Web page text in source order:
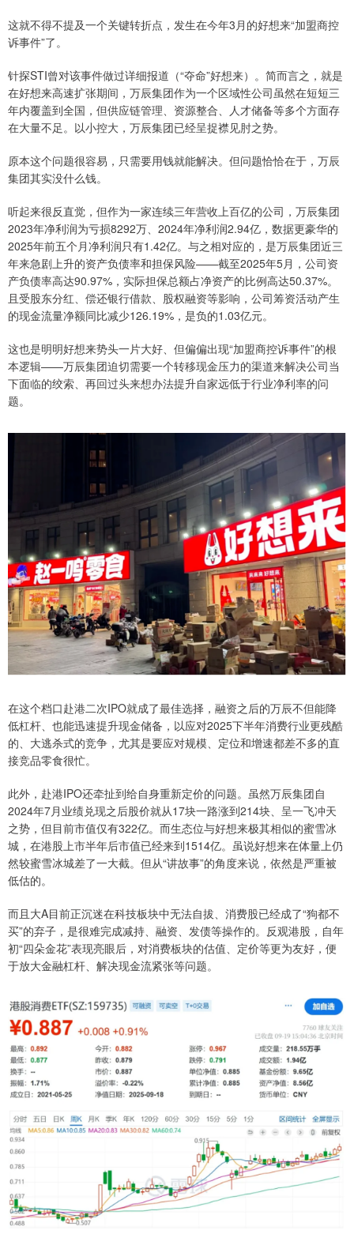
这就不得不提及一个关键转折点，发生在今年3月的好想来“加盟商控
诉事件”了。
针探STI曾对该事件做过详细报道（“夺命”好想来）。简而言之，就是
在好想来高速扩张期间，万辰集团作为一个区域性公司虽然在短短三
年内覆盖到全国，但供应链管理、资源整合、人才储备等多个方面存
在大量不足。以小控大，万辰集团已经呈捉襟见肘之势。
原本这个问题很容易，只需要用钱就能解决。但问题恰恰在于，万辰
集团其实没什么钱。
听起来很反直觉，但作为一家连续三年营收上百亿的公司，万辰集团
2023年净利润为亏损8292万、2024年净利润2.94亿，数据更豪华的
2025年前五个月净利润只有1.42亿。与之相对应的，是万辰集团近三
年来急剧上升的资产负债率和担保风险——截至2025年5月，公司资
产负债率高达90.97%，实际担保总额占净资产的比例高达50.37%。
且受股东分红、偿还银行借款、股权融资等影响，公司筹资活动产生
的现金流量净额同比减少126.19%，是负的1.03亿元。
这也是明明好想来势头一片大好、但偏偏出现“加盟商控诉事件”的根
本逻辑——万辰集团迫切需要一个转移现金压力的渠道来解决公司当
下面临的绞索、再回过头来想办法提升自家远低于行业净利率的问
题。
在这个档口赴港二次IPO就成了最佳选择，融资之后的万辰不但能降
低杠杆、也能迅速提升现金储备，以应对2025下半年消费行业更残酷
的、大逃杀式的竞争，尤其是要应对规模、定位和增速都差不多的直
接竞品零食很忙。
此外，赴港IPO还牵扯到给自身重新定价的问题。虽然万辰集团自
2024年7月业绩兑现之后股价就从17块一路涨到214块、呈一飞冲天
之势，但目前市值仅有322亿。而生态位与好想来极其相似的蜜雪冰
城，在港股上市半年后市值已经来到1514亿。虽说好想来在体量上仍
然较蜜雪冰城差了一大截。但从“讲故事”的角度来说，依然是严重被
低估的。
而且大A目前正沉迷在科技板块中无法自拔、消费股已经成了“狗都不
买”的弃子，是很难完成减持、融资、发债等操作的。反观港股，自年
初“四朵金花”表现亮眼后，对消费板块的估值、定价等更为友好，便
于放大金融杠杆、解决现金流紧张等问题。